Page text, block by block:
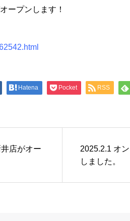
ープンします！
Hatena Pocket RSS
店がオー
2025.2.1 オ
しました。